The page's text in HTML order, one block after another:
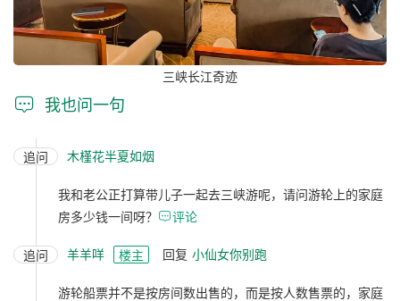
三峡长江奇迹
 我也问一句
追问 木槿花半夏如烟
我和老公正打算带儿子一起去三峡游呢，请问游轮上的家庭
房多少钱一间呀？ 评论
追问 羊羊咩 楼主 回复 小仙女你别跑
游轮船票并不是按房间数出售的，而是按人数售票的，家庭